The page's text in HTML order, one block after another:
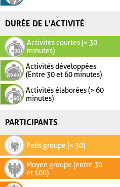
DURÉE DE L'ACTIVITÉ
Activités courtes (< 30
minutes)
Activités développées
(Entre 30 et 60 minutes)
Activités élaborées (> 60
minutes)
PARTICIPANTS
Petit groupe (< 30)
Moyen groupe (entre 30
et 100)